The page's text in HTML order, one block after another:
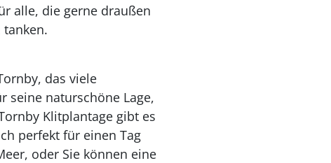
alle, die gerne draußen
das viele
seine naturschöne Lage,
Klitplantage gibt es
perfekt für einen Tag
oder Sie können eine